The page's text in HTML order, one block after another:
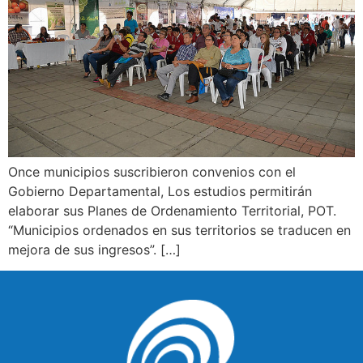
Once municipios suscribieron convenios con el
Gobierno Departamental, Los estudios permitirán
elaborar sus Planes de Ordenamiento Territorial, POT.
“Municipios ordenados en sus territorios se traducen en
mejora de sus ingresos”. […]